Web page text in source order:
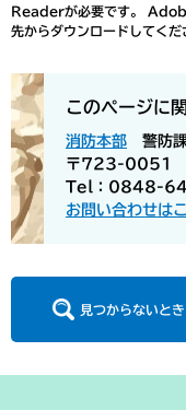
Readerが必要です。
先からダウンロードしてくだ
このページに
消防本部
警防
〒723-0051
Tel：0848-
お問い合わせは
見つからないと